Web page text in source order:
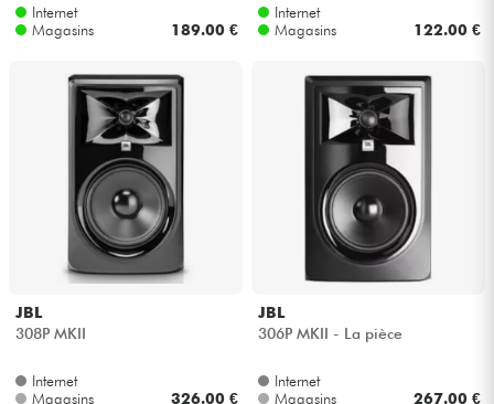
Vents
Violons & Quatuor
Eveil Musical
Câbles & Access.
Voir nos marques
Internet
Magasins
189.00 €
Internet
Magasins
122.00 €
JBL
308P MKII
Internet
Magasins
326.00 €
JBL
306P MKII - La pièce
Internet
Magasins
267.00 €